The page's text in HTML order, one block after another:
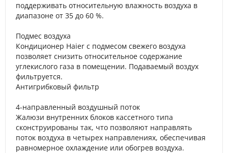
поддерживать относительную влажность воздуха в
диапазоне от 35 до 60 %.
Подмес воздуха
Кондиционер Haier с подмесом свежего воздуха
позволяет снизить относительное содержание
углекислого газа в помещении. Подаваемый воздух
фильтруется.
Антигрибковый фильтр
4-направленный воздушный поток
Жалюзи внутренних блоков кассетного типа
сконструированы так, что позволяют направлять
поток воздуха в четырех направлениях, обеспечивая
равномерное охлаждение или обогрев воздуха.